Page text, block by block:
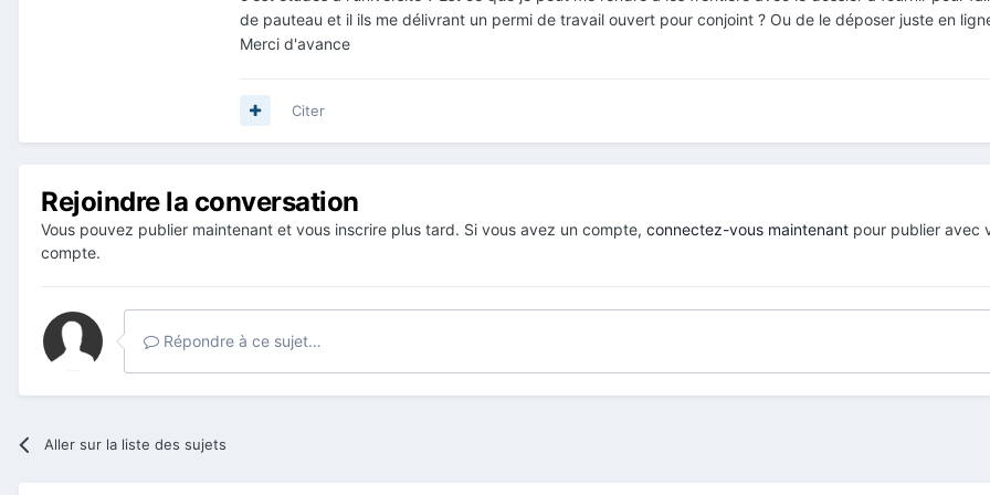
de pauteau et il ils me délivrant un permi de travail ouvert pour conjoint ? Ou de le déposer juste en
Merci d'avance
Citer
Rejoindre la conversation
Vous pouvez publier maintenant et vous inscrire plus tard. Si vous avez un compte, connectez-vous maintenant pour publier avec
compte.
Répondre à ce sujet…
Aller sur la liste des sujets